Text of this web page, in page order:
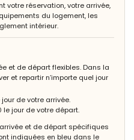
votre réservation, votre arrivée,
du logement, les
intérieur.
et de départ flexibles. Dans la
et repartir n’importe quel jour
de votre arrivée.
jour de votre départ.
et de départ spécifiques
indiquées en bleu dans le